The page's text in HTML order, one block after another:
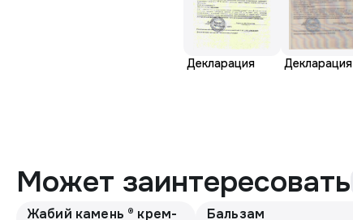
Декларация Декларация
Может заинтересовать
Жабий камень ® крем-
Бальзам